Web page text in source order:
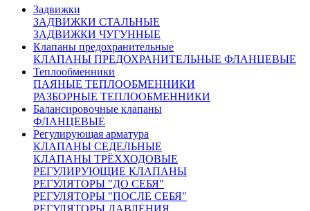
Задвижки
ЗАДВИЖКИ СТАЛЬНЫЕ
ЗАДВИЖКИ ЧУГУННЫЕ
Клапаны предохранительные
КЛАПАНЫ ПРЕДОХРАНИТЕЛЬНЫЕ ФЛАНЦЕВЫЕ
Теплообменники
ПАЯНЫЕ ТЕПЛООБМЕННИКИ
РАЗБОРНЫЕ ТЕПЛООБМЕННИКИ
Балансировочные клапаны
ФЛАНЦЕВЫЕ
Регулирующая арматура
КЛАПАНЫ СЕДЕЛЬНЫЕ
КЛАПАНЫ ТРЁХХОДОВЫЕ
РЕГУЛИРУЮЩИЕ КЛАПАНЫ
РЕГУЛЯТОРЫ "ДО СЕБЯ"
РЕГУЛЯТОРЫ "ПОСЛЕ СЕБЯ"
РЕГУЛЯТОРЫ ДАВЛЕНИЯ
Арт. 700604
Внешний вид товара, размеры, количество и параметры
монтажных элементов зависят от выбранных характеристик
конкретного товара и могут отличаться от изображения
на сайте.
Количество:
От 67 639 руб.
(цена с НДС)
Запросить счёт Купить в 1 клик
Другие диаметры: